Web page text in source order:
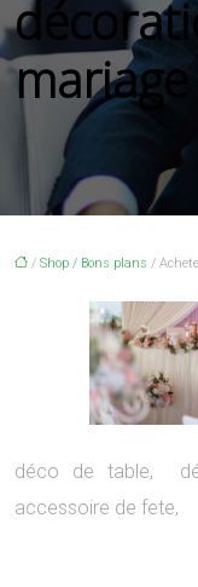
/ Shop / Bons plans /
déco de table,
accessoire de fete,